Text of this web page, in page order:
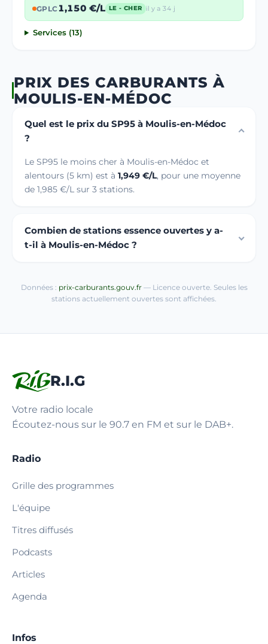
GPLC1,150 €/L LE - CHER il y a 34 j
Services (13)
PRIX DES CARBURANTS À
MOULIS-EN-MÉDOC
Quel est le prix du SP95 à Moulis-en-Médoc
?
Le SP95 le moins cher à Moulis-en-Médoc et
alentours (5 km) est à 1,949 €/L, pour une moyenne
de 1,985 €/L sur 3 stations.
Combien de stations essence ouvertes y a-
t-il à Moulis-en-Médoc ?
Données : prix-carburants.gouv.fr— Licence ouverte. Seules les
stations actuellement ouvertes sont affichées.
R.I.G
Votre radio locale
Écoutez-nous sur le 90.7 en FM et sur le DAB+.
Radio
Grille des programmes
L'équipe
Titres diffusés
Podcasts
Articles
Agenda
Infos